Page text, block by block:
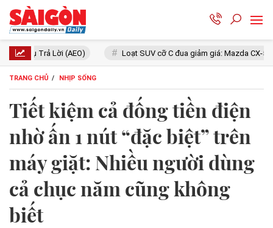
Loạt SUV cỡ C đua giảm giá: Mazda CX-5 giá ngang xe hạng
TRANG CHỦ NHỊP SỐNG
Tiết kiệm cả đống tiền điện
nhờ ấn 1 nút “đặc biệt” trên
máy giặt: Nhiều người dùng
cả chục năm cũng không
biết